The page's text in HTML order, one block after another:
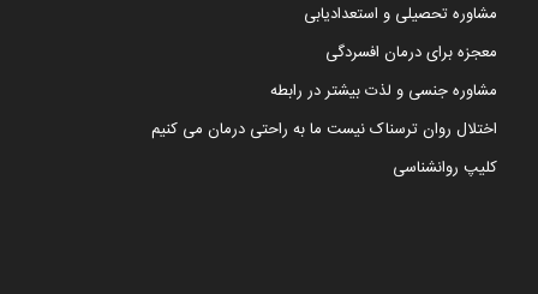
مشاوره تحصیلی و استعدادیابی
معجزه برای درمان افسردگی
مشاوره جنسی و لذت بیشتر در رابطه
اختلال روان ترسناک نیست ما به راحتی درمان می کنیم
کلیپ روانشناسی